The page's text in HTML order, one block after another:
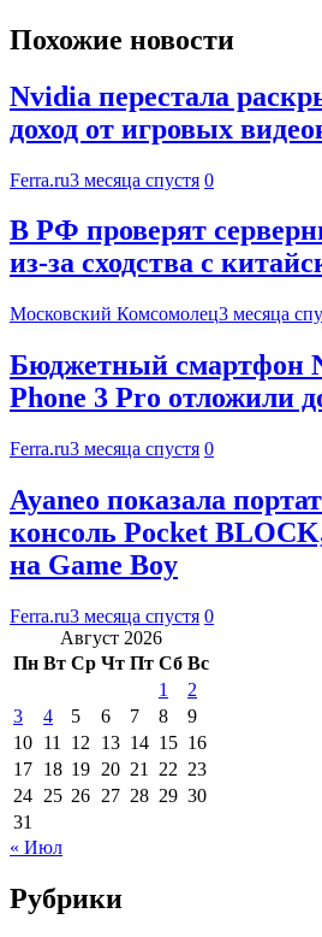
Похожие новости
Nvidia перестала
доход от игровых
Ferra.ru3 месяца спустя 0
В РФ проверят
из-за сходства с
Московский Комсомолец3 месяца
Бюджетный смартфон
Phone 3 Pro отложили
Ferra.ru3 месяца спустя 0
Ayaneo показала
консоль Pocket
на Game Boy
Ferra.ru3 месяца спустя 0
Август 2026
Пн Вт Ср Чт Пт Сб Вс
1
2
3
4 5 6 7 8
9
10 11 12 13 14 15 16
17 18 19 20 21 22 23
24 25 26 27 28 29 30
31
« Июл
Рубрики